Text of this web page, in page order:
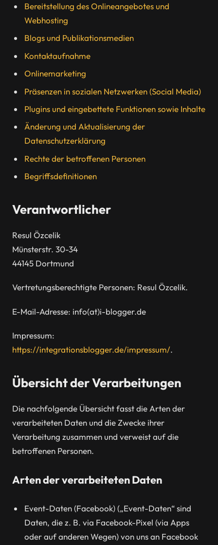
Bereitstellung des Onlineangebotes und
Webhosting
Blogs und Publikationsmedien
Kontaktaufnahme
Onlinemarketing
Präsenzen in sozialen Netzwerken (Social Media)
Plugins und eingebettete Funktionen sowie Inhalte
Änderung und Aktualisierung der
Datenschutzerklärung
Rechte der betroffenen Personen
Begriffsdefinitionen
Verantwortlicher
Resul Özcelik
Münsterstr. 30-34
44145 Dortmund
Vertretungsberechtigte Personen: Resul Özcelik.
E-Mail-Adresse: info(at)i-blogger.de
Impressum:
https://integrationsblogger.de/impressum/.
Übersicht der Verarbeitungen
Die nachfolgende Übersicht fasst die Arten der
verarbeiteten Daten und die Zwecke ihrer
Verarbeitung zusammen und verweist auf die
betroffenen Personen.
Arten der verarbeiteten Daten
Event-Daten (Facebook) („Event-Daten“ sind
Daten, die z. B. via Facebook-Pixel (via Apps
oder auf anderen Wegen) von uns an Facebook